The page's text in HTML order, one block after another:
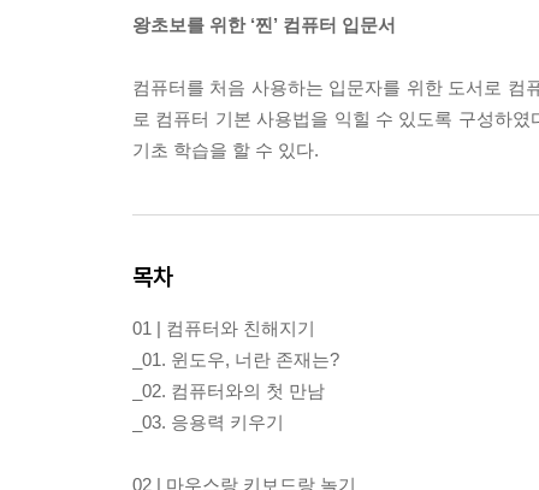
왕초보를 위한 ‘찐’ 컴퓨터 입문서
컴퓨터를 처음 사용하는 입문자를 위한 도서로 컴
로 컴퓨터 기본 사용법을 익힐 수 있도록 구성하
기초 학습을 할 수 있다.
목차
01 | 컴퓨터와 친해지기
_01. 윈도우, 너란 존재는?
_02. 컴퓨터와의 첫 만남
_03. 응용력 키우기
02 | 마우스랑 키보드랑 놀기